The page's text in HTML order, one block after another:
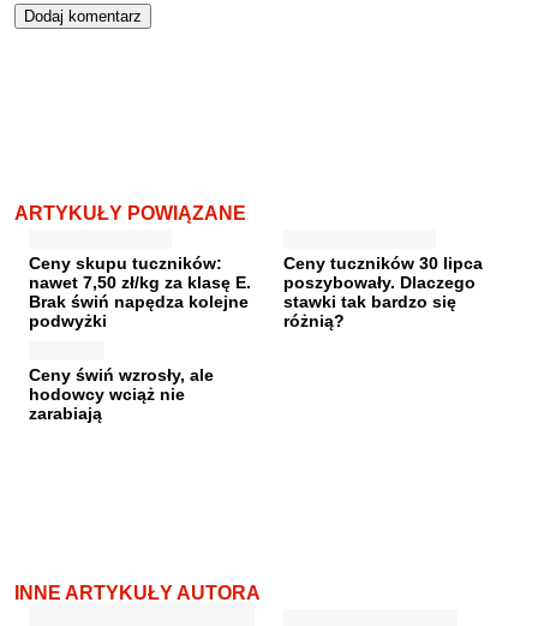
ARTYKUŁY POWIĄZANE
Ceny skupu tuczników:
nawet 7,50 zł/kg za klasę E.
Brak świń napędza kolejne
podwyżki
Ceny tuczników 30 lipca
poszybowały. Dlaczego
stawki tak bardzo się
różnią?
Ceny świń wzrosły, ale
hodowcy wciąż nie
zarabiają
INNE ARTYKUŁY AUTORA